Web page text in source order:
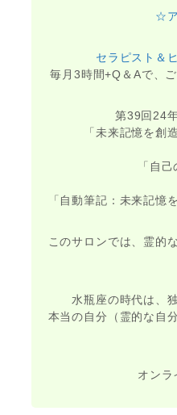
☆
セラピスト＆
毎月3時間+Q＆Aで、
第39回24
「未来記憶を
「自
「自動筆記：未来記
このサロンでは、霊的
水瓶座の時代は、
本当の自分（霊的な自
オンラ